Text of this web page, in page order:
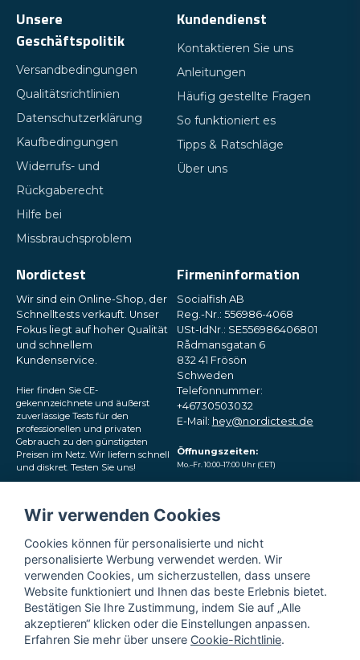
Unsere
Geschäftspolitik
Versandbedingungen
Qualitätsrichtlinien
Datenschutzerklärung
Kaufbedingungen
Widerrufs- und
Rückgaberecht
Hilfe bei
Missbrauchsproblem
Kundendienst
Kontaktieren Sie uns
Anleitungen
Häufig gestellte Fragen
So funktioniert es
Tipps & Ratschläge
Über uns
Nordictest
Wir sind ein Online-Shop, der
Schnelltests verkauft. Unser
Fokus liegt auf hoher Qualität
und schnellem
Kundenservice.
Hier finden Sie CE-
gekennzeichnete und äußerst
zuverlässige Tests für den
professionellen und privaten
Gebrauch zu den günstigsten
Preisen im Netz. Wir liefern schnell
und diskret. Testen Sie uns!
sozialen Medien
Firmeninformation
Socialfish AB
Reg.-Nr.: 556986-4068
USt-IdNr.: SE556986406801
Rådmansgatan 6
832 41 Frösön
Schweden
Telefonnummer:
+46730503032
E-Mail: hey@nordictest.de
Öffnungszeiten:
Mo.–Fr. 10:00–17:00 Uhr (CET)
Wir verwenden Cookies
Cookies können für personalisierte und nicht
personalisierte Werbung verwendet werden. Wir
verwenden Cookies, um sicherzustellen, dass unsere
Website funktioniert und Ihnen das beste Erlebnis bietet.
Bestätigen Sie Ihre Zustimmung, indem Sie auf „Alle
akzeptieren“ klicken oder die Einstellungen anpassen.
Erfahren Sie mehr über unsere Cookie-Richtlinie.